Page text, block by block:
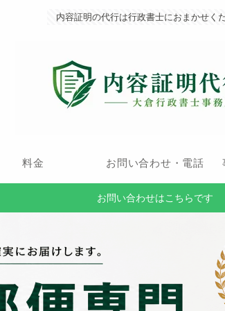
内容証明の代行は行政書士におまかせく
料金 お問い合わせ・電話
お問い合わせはこちらです